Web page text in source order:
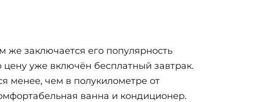
же заключается его популярность
уже включён бесплатный завтрак.
менее, чем в полукилометре от
ванна и кондиционер.